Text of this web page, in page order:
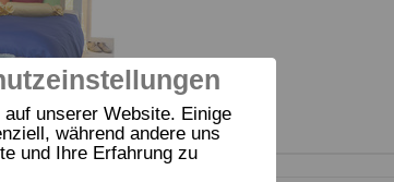
unserer Website. Einige
während andere uns
und Ihre Erfahrung zu